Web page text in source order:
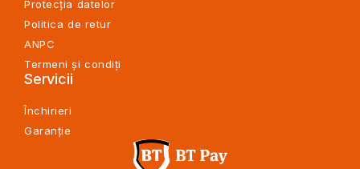
Protecția datelor
Politica de retur
ANPC
Termeni și condiți
Servicii
Închirieri
Garanție